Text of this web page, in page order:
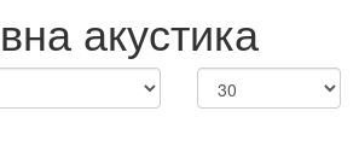
акустика